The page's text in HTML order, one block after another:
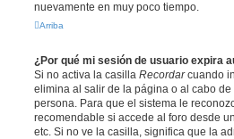
nuevamente en muy poco tiempo.
Arriba
¿Por qué mi sesión de usuario expira
Si no activa la casilla Recordarcuando
elimina al salir de la página o al cabo
persona. Para que el sistema le
recomendable si accede al foro desde
etc. Si no ve la casilla, significa que la